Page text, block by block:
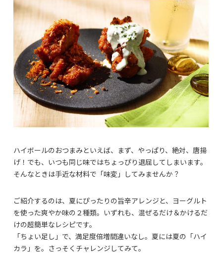
ハイボールのおつまみといえば、まず、やっぱり、絶対、唐揚
げ！でも、いつも同じ味ではちょっぴり退屈してしまいます。
そんなときは手近な材料で「味変」してみませんか？
ご紹介するのは、夏にぴったりの旨辛アレンジと、ヨーグルト
を使った爽やか味の２種類。いずれも、混ぜるだけ＆かけるだ
けの超簡単なレシピです。
「ちょい足し」で、満足度倍増間違いなし。夏には夏の「ハイ
カラ」を。さっそくチャレンジしてみて。